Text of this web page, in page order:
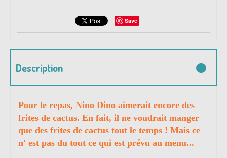
Save
Description
Pour le repas, Nino Dino aimerait encore des
frites de cactus. En fait, il ne voudrait manger
que des frites de cactus tout le temps ! Mais ce
n' est pas du tout ce qui est prévu au menu...